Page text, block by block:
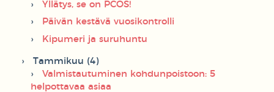
Yllätys, se on PCOS!
Päivän kestävä vuosikontrolli
Kipumeri ja suruhuntu
Tammikuu (4)
Valmistautuminen kohdunpoistoon: 5
helpottavaa asiaa